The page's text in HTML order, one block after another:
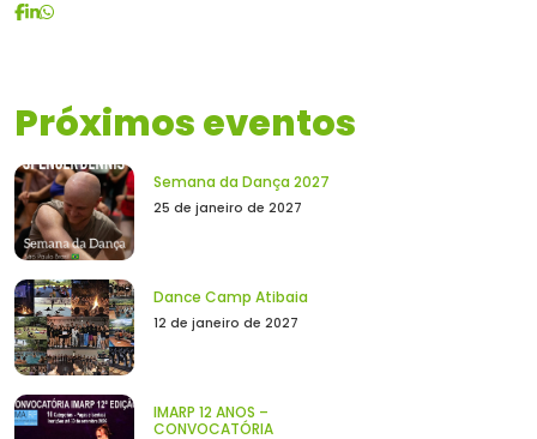
Próximos eventos
Semana da Dança 2027
25 de janeiro de 2027
Dance Camp Atibaia
12 de janeiro de 2027
IMARP 12 ANOS –
CONVOCATÓRIA